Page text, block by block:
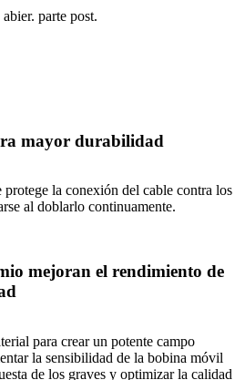
parte post.
mayor durabilidad
la conexión del cable contra los
al doblarlo continuamente.
mejoran el rendimiento de
para crear un potente campo
la sensibilidad de la bobina móvil
de los graves y optimizar la calidad